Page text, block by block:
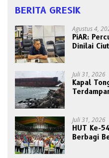
BERITA GRESIK
Agustus 4,
PiAR:
Dinilai
Juli 31, 2026
Kapal
Juli 31, 2026
HUT Ke-
Berbagi